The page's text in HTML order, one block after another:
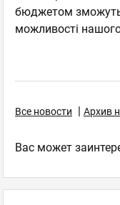
бюджетом зможуть
можливості
Все новости | Архив
Ваc может